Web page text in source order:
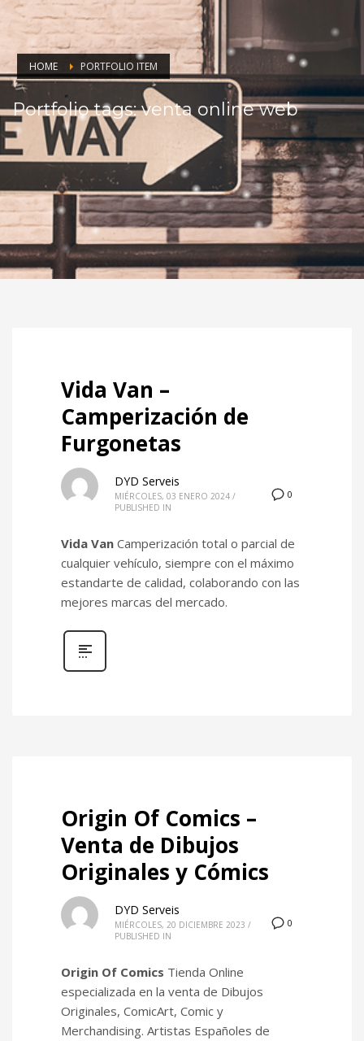
HOME PORTFOLIO ITEM
Portfolio tags: venta online web
Vida Van –
Camperización de
Furgonetas
0
DYD Serveis
MIÉRCOLES, 03 ENERO 2024 /
PUBLISHED IN
Vida Van Camperización total o parcial de
cualquier vehículo, siempre con el máximo
estandarte de calidad, colaborando con las
mejores marcas del mercado.
Origin Of Comics –
Venta de Dibujos
Originales y Cómics
0
DYD Serveis
MIÉRCOLES, 20 DICIEMBRE 2023 /
PUBLISHED IN
Origin Of Comics Tienda Online
especializada en la venta de Dibujos
Originales, ComicArt, Comic y
Merchandising. Artistas Españoles de